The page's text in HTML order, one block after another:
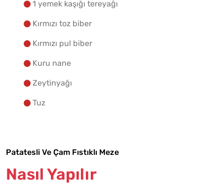
1 yemek kaşığı tereyağı
Kırmızı toz biber
Kırmızı pul biber
Kuru nane
Zeytinyağı
Tuz
Patatesli Ve Çam Fıstıklı Meze
Nasıl Yapılır